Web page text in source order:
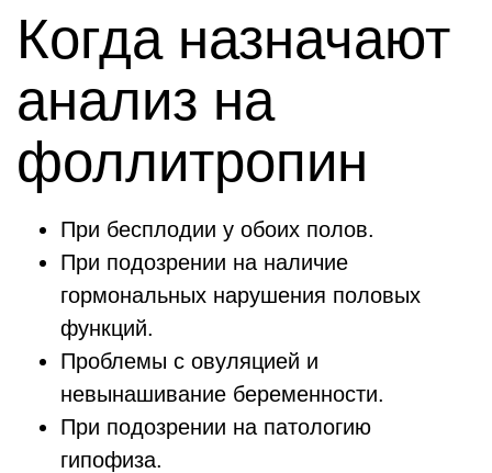
Когда назначают
анализ на
фоллитропин
При бесплодии у обоих полов.
При подозрении на наличие
гормональных нарушения половых
функций.
Проблемы с овуляцией и
невынашивание беременности.
При подозрении на патологию
гипофиза.